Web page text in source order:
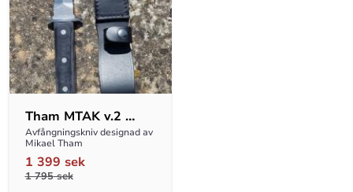
Tham MTAK v.2
Svart
Avfångningskniv designad av
Mikael Tham
1 399 sek
1 795sek